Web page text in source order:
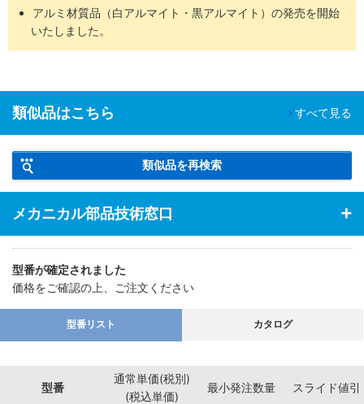
バッテリー
車載カメラ
組立工程
SHD-
□□
電解研磨
浄
重梱包
粉塵除去
アウトガス
真空環境
クリーン環境（ク
ラス10～1,000）
程
■ご留意事項
洗浄を行うことで、防錆を目的とした油分も一緒に除去されるた
め、未洗浄品に比べ錆びやすくなる場合があります。
Ｌ寸選択とＬ寸指定が可能なパイプの取手です。
アルミ材質品（白アルマイト・黒アルマイト）の発売を開始
いたしました。
類似品はこちら すべて見る
類似品を再検索
メカニカル部品技術窓口
型番が確定されました
価格をご確認の上、ご注文ください
型番リスト カタログ
型番
通常単価(税別)
(税込単価)
最小発注数量 スライド値引